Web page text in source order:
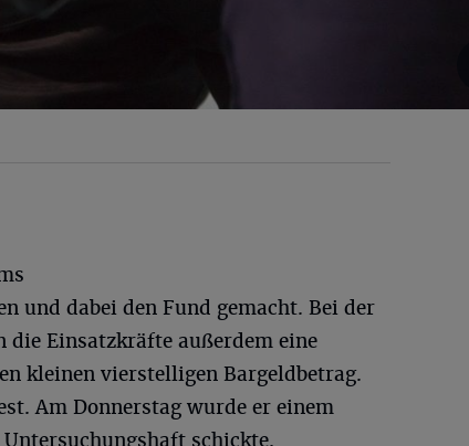
und dabei den Fund gemacht. Bei der
die Einsatzkräfte außerdem eine
kleinen vierstelligen Bargeldbetrag.
Am Donnerstag wurde er einem
schickte.